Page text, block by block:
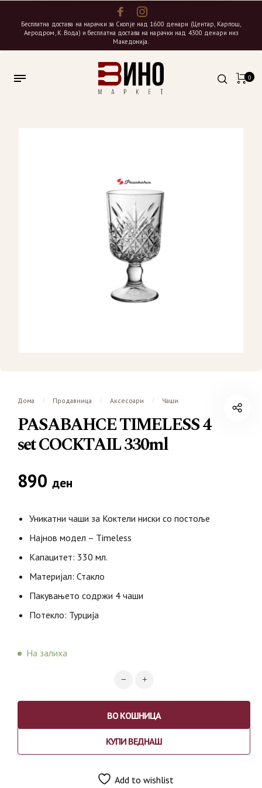
Бесплатна достава на нарачки за Скопје над 1600 денари (Центар, Карпош,
Аеродром, К. Вода) и бесплатна достава на нарачки над 4300 денари низ
Македонија.
0
Дома / Продавница / Аксесоари / Чаши
PASABAHCE TIMELESS 4
set COCKTAIL 330ml
890 ден
Уникатни чаши за Коктели ниски со постоље
Најнов модел – Timeless
Капацитет: 330 мл.
Материјал: Стакло
Пакувањето содржи 4 чаши
Потекло: Турција
На залиха
ВО КОШНИЦА
КУПИ ВЕДНАШ
Add to wishlist